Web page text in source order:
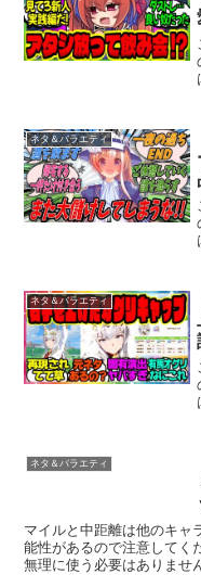
ネタ＆バラエティ
ネタ＆バラエティ
ネタ＆バラエティ
マイルと中距離は他のキャ
能性があるので注意してく
無理に使う必要はありませ